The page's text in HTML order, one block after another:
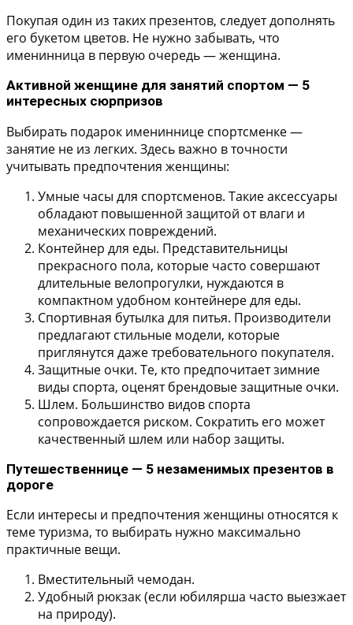
Покупая один из таких презентов, следует дополнять
его букетом цветов. Не нужно забывать, что
именинница в первую очередь — женщина.
Активной женщине для занятий спортом — 5
интересных сюрпризов
Выбирать подарок имениннице спортсменке —
занятие не из легких. Здесь важно в точности
учитывать предпочтения женщины:
Умные часы для спортсменов. Такие аксессуары
обладают повышенной защитой от влаги и
механических повреждений.
Контейнер для еды. Представительницы
прекрасного пола, которые часто совершают
длительные велопрогулки, нуждаются в
компактном удобном контейнере для еды.
Спортивная бутылка для питья. Производители
предлагают стильные модели, которые
приглянутся даже требовательного покупателя.
Защитные очки. Те, кто предпочитает зимние
виды спорта, оценят брендовые защитные очки.
Шлем. Большинство видов спорта
сопровождается риском. Сократить его может
качественный шлем или набор защиты.
Путешественнице — 5 незаменимых презентов в
дороге
Если интересы и предпочтения женщины относятся к
теме туризма, то выбирать нужно максимально
практичные вещи.
Вместительный чемодан.
Удобный рюкзак (если юбилярша часто выезжает
на природу).